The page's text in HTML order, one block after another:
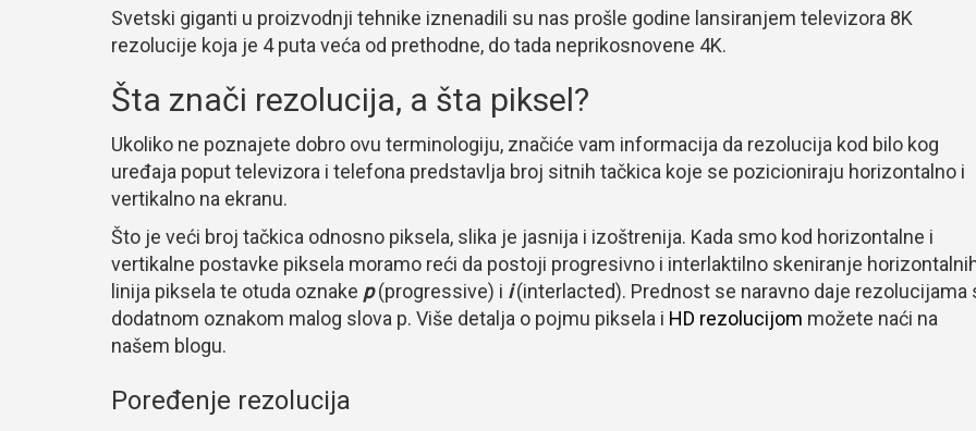
Svetski giganti u proizvodnji tehnike iznenadili su nas prošle godine lansiranjem televizora 8K
rezolucije koja je 4 puta veća od prethodne, do tada neprikosnovene 4K.
Šta znači rezolucija, a šta piksel?
Ukoliko ne poznajete dobro ovu terminologiju, značiće vam informacija da rezolucija kod bilo kog
uređaja poput televizora i telefona predstavlja broj sitnih tačkica koje se pozicioniraju horizontalno i
vertikalno na ekranu.
Što je veći broj tačkica odnosno piksela, slika je jasnija i izoštrenija. Kada smo kod horizontalne i
vertikalne postavke piksela moramo reći da postoji progresivno i interlaktilno skeniranje
linija piksela te otuda oznake p(progressive) i i(interlacted). Prednost se naravno daje rezolucijama
dodatnom oznakom malog slova p. Više detalja o pojmu piksela i HD rezolucijom možete naći na
našem blogu.
Poređenje rezolucija